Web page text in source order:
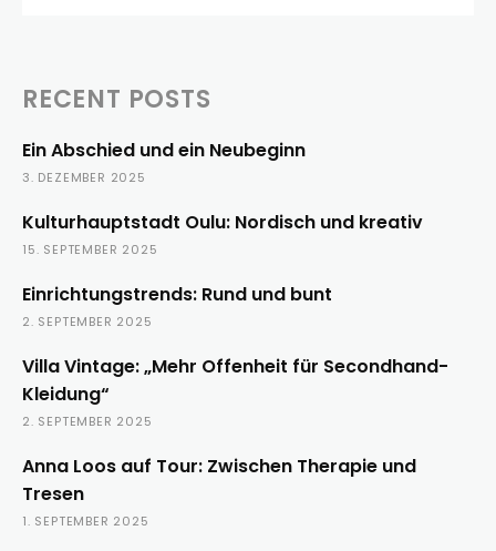
RECENT POSTS
Ein Abschied und ein Neubeginn
3. DEZEMBER 2025
Kulturhauptstadt Oulu: Nordisch und kreativ
15. SEPTEMBER 2025
Einrichtungstrends: Rund und bunt
2. SEPTEMBER 2025
Villa Vintage: „Mehr Offenheit für Secondhand-
Kleidung“
2. SEPTEMBER 2025
Anna Loos auf Tour: Zwischen Therapie und
Tresen
1. SEPTEMBER 2025